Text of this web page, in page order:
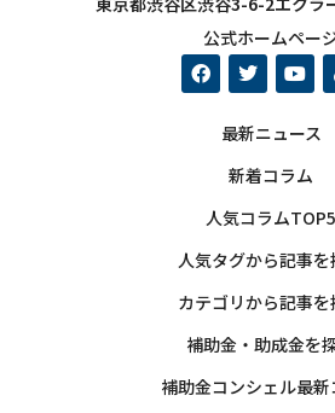
公式ホームペー
最新ニュース
新着コラム
人気コラムTOP5
人気タグから記事を
カテゴリから記事を
補助金・助成金を
補助金コンシェル最新